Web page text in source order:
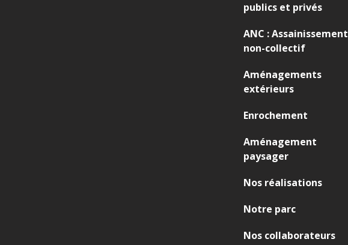
publics et privés
ANC : Assainissement
non-collectif
Aménagements
extérieurs
Enrochement
Aménagement
paysager
Nos réalisations
Notre parc
Nos collaborateurs